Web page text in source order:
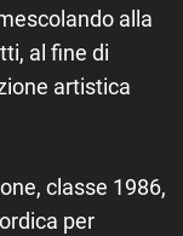
alla
al fine di
artistica
classe 1986,
per